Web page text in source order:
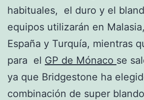
habituales, el duro y el
equipos utilizarán en
España y Turquía, mientras
para el GP de Mónaco se
ya que Bridgestone ha
combinación de super